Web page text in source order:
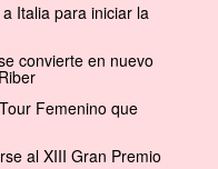
Italia para iniciar la
convierte en nuevo
Femenino que
al XIII Gran Premio